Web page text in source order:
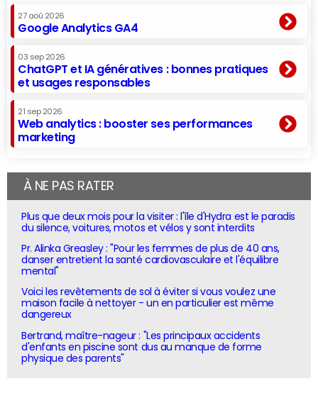
27 aoû 2026
Google Analytics GA4
03 sep 2026
ChatGPT et IA génératives : bonnes pratiques
et usages responsables
21 sep 2026
Web analytics : booster ses performances
marketing
À NE PAS RATER
Plus que deux mois pour la visiter : l'île d'Hydra est le paradis
du silence, voitures, motos et vélos y sont interdits
Pr. Alinka Greasley : "Pour les femmes de plus de 40 ans,
danser entretient la santé cardiovasculaire et l'équilibre
mental"
Voici les revêtements de sol à éviter si vous voulez une
maison facile à nettoyer - un en particulier est même
dangereux
Bertrand, maître-nageur : "Les principaux accidents
d'enfants en piscine sont dus au manque de forme
physique des parents"